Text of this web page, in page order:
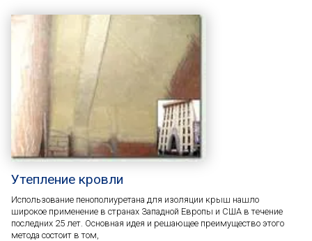
Утепление кровли
Использование пенополиуретана для изоляции крыш нашло
широкое применение в странах Западной Европы и США в течение
последних 25 лет. Основная идея и решающее преимущество этого
метода состоит в том,